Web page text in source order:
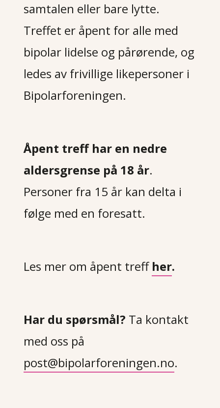
samtalen eller bare lytte.
Treffet er åpent for alle med
bipolar lidelse og pårørende, og
ledes av frivillige likepersoner i
Bipolarforeningen.
Åpent treff har en nedre
aldersgrense på 18 år.
Personer fra 15 år kan delta i
følge med en foresatt.
Les mer om åpent treff her.
Har du spørsmål? Ta kontakt
med oss på
post@bipolarforeningen.no.